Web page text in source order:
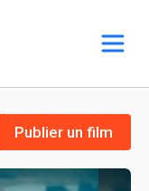
Publier un film